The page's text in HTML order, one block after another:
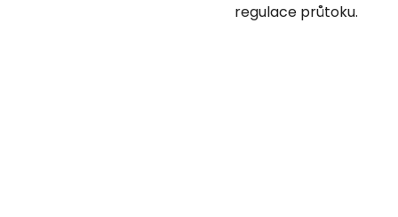
regulace průtoku.